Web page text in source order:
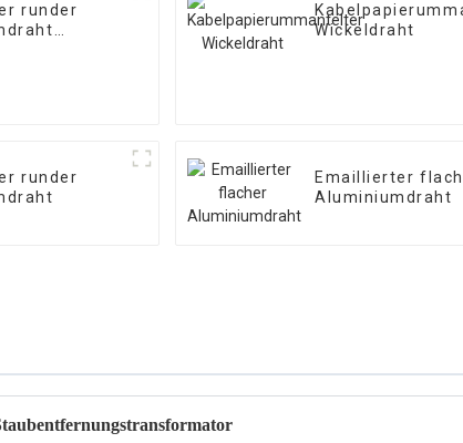
runder
Wickeldraht
runder
Emaillierter
Aluminiumdraht